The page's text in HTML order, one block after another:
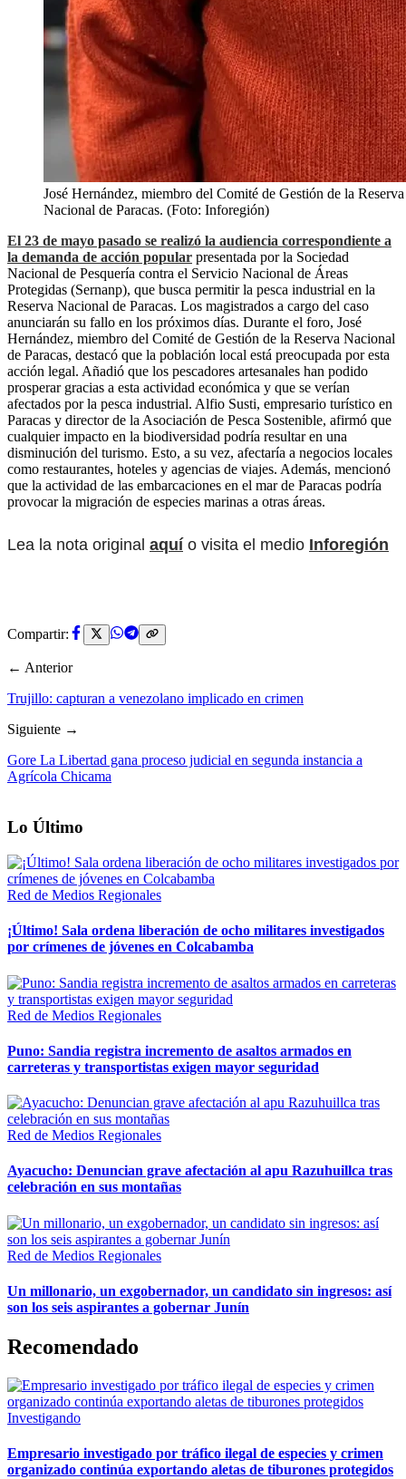
José Hernández, miembro del Comité de Gestión de la Reserva
Nacional de Paracas. (Foto: Inforegión)
El 23 de mayo pasado se realizó la audiencia correspondiente a
la demanda de acción popular presentada por la Sociedad
Nacional de Pesquería contra el Servicio Nacional de Áreas
Protegidas (Sernanp), que busca permitir la pesca industrial en la
Reserva Nacional de Paracas. Los magistrados a cargo del caso
anunciarán su fallo en los próximos días. Durante el foro, José
Hernández, miembro del Comité de Gestión de la Reserva Nacional
de Paracas, destacó que la población local está preocupada por esta
acción legal. Añadió que los pescadores artesanales han podido
prosperar gracias a esta actividad económica y que se verían
afectados por la pesca industrial. Alfio Susti, empresario turístico en
Paracas y director de la Asociación de Pesca Sostenible, afirmó que
cualquier impacto en la biodiversidad podría resultar en una
disminución del turismo. Esto, a su vez, afectaría a negocios locales
como restaurantes, hoteles y agencias de viajes. Además, mencionó
que la actividad de las embarcaciones en el mar de Paracas podría
provocar la migración de especies marinas a otras áreas.
Lea la nota original aquí o visita el medio Inforegión
Compartir:
← Anterior
Trujillo: capturan a venezolano implicado en crimen
Siguiente →
Gore La Libertad gana proceso judicial en segunda instancia a
Agrícola Chicama
Lo Último
Red de Medios Regionales
¡Último! Sala ordena liberación de ocho militares investigados
por crímenes de jóvenes en Colcabamba
Red de Medios Regionales
Puno: Sandia registra incremento de asaltos armados en
carreteras y transportistas exigen mayor seguridad
Red de Medios Regionales
Ayacucho: Denuncian grave afectación al apu Razuhuillca tras
celebración en sus montañas
Red de Medios Regionales
Un millonario, un exgobernador, un candidato sin ingresos: así
son los seis aspirantes a gobernar Junín
Recomendado
Investigando
Empresario investigado por tráfico ilegal de especies y crimen
organizado continúa exportando aletas de tiburones protegidos